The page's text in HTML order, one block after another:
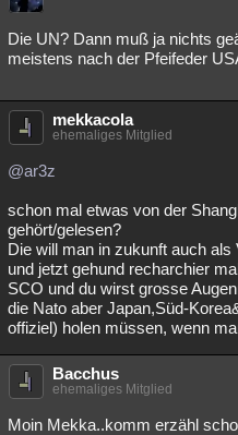
Die UN? Dann muß ja nichts
meistens nach der Pfeifeder
mekkacola
ehemaliges Mitglied
@ar3z
schon mal etwas von der
gehört/gelesen?
Die will man in zukunft auch
und jetzt gehund recharchier
SCO und du wirst grosse
die Nato aber Japan,Süd-
offiziel) holen müssen, wenn
Bacchus
ehemaliges Mitglied
Moin Mekka..komm erzähl